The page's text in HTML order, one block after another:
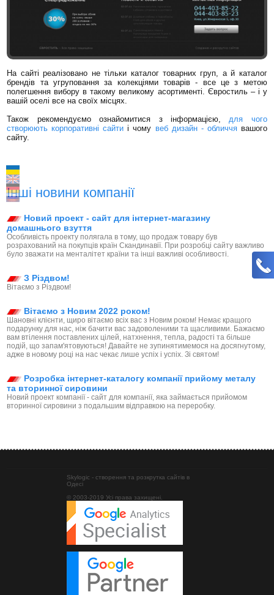
На сайті реалізовано не тільки каталог товарних груп, а й каталог
брендів та угруповання за колекціями товарів - все це з метою
полегшення вибору в такому великому асортименті. Євростиль – і у
вашій оселі все на своїх місцях.
Також рекомендуємо ознайомитися з інформацією,для чого
створюють корпоративні сайти і чому веб дизайн - обличчявашого
сайту.
Інші новини компанії
Новий проект - сайт для інтернет-магазину
домашнього взуття
Особливість проекту полягала в тому, що продаж товару був
розрахований на покупців країн Скандинавії. При розробці сайту важливо
було зважати на менталітет країни та інші важливі особливості.
З Різдвом!
Вітаємо з Різдвом!
Вітаємо з Новим 2022 роком!
Шановні клієнти, щиро вітаємо всіх вас з Новим роком! Немає кращого
подарунку для нас, ніж бачити вас задоволеними та щасливими. Бажаємо
вам втілення поставлених цілей, натхнення, тепла, радості та більше
подій, що запам'ятовуються! Давайте не зупинятимемося на досягнутому,
адже в новому році на нас чекає лише успіх і успіх. Зі святом!
Розробка інтернет-каталогу компанії прийому металу
та вторинної сировини
Новий проект компанії - сайт для компанії, яка займається прийомом
вторинної сировини з подальшим відправкою на переробку.
Skylogic - створення та розкрутка сайтів в
Одесі
© 2003-2019 Усі права захищені.